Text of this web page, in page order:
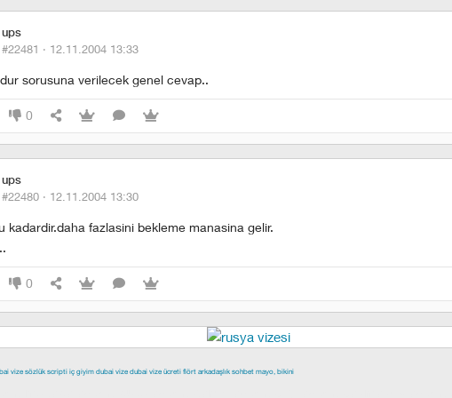
ups
#22481 · 12.11.2004 13:33
sorusuna verilecek genel cevap..
0
ups
#22480 · 12.11.2004 13:30
kadardir.daha fazlasini bekleme manasina gelir.
0
vize sözlük scripti iç giyim dubai vize dubai vize ücreti flört arkadaşlık sohbet mayo, bikini